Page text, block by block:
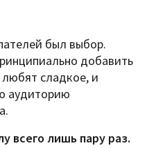
был выбор.
добавить
сладкое, и
аудиторию
всего лишь пару раз.